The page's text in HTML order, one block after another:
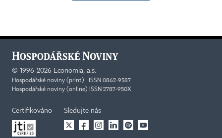
© 1996-2026 Economia, a.s.
Hospodářské noviny (print) ISSN 0862-9587
Hospodářské noviny (online) ISSN 2787-950X
Certifikováno Sledujte nás